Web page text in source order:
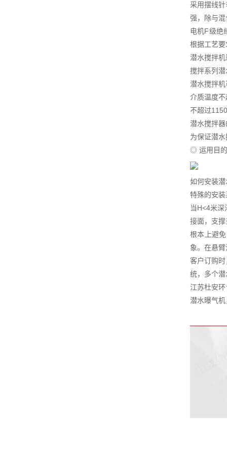
采用摆线
强，除与
电机F级绝
根据工艺
潜水搅拌
搅拌系列
潜水搅拌
介质温度
不超过
潜水搅拌
为保证潜
◎ 运用目
如何安装
特殊的安
当H<4米
接面，支
根本上避
象。在悬
客户订购
统，多个
江苏杜安
潜水曝气